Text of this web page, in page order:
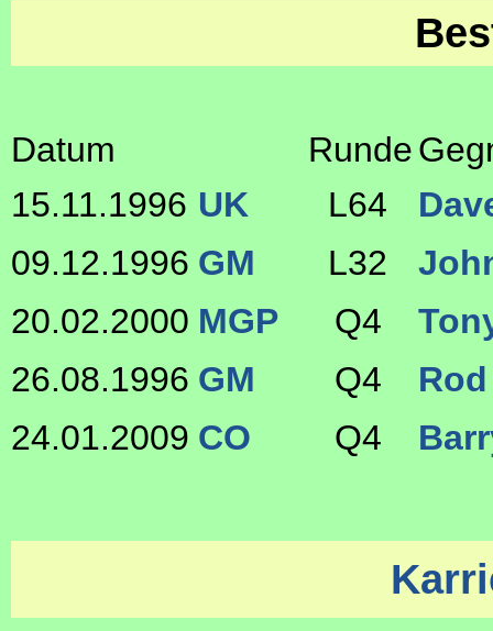
Datum Runde
15.11.1996 UK L64
09.12.1996 GM L32
20.02.2000 MGP Q4
26.08.1996 GM Q4
24.01.2009 CO Q4